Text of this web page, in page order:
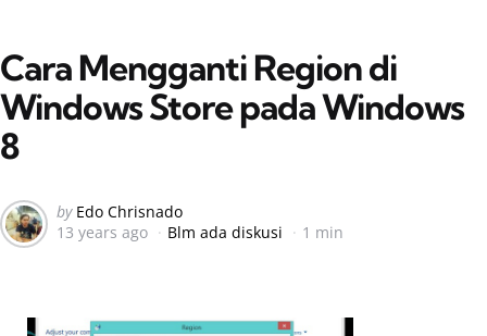
Cara Mengganti Region di
Windows Store pada Windows
8
Posted
by
by Edo Chrisnado
13 years ago
Blm ada diskusi 1 min